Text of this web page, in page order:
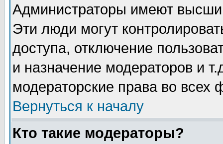
Администраторы имеют
Эти люди могут
доступа, отключение
и назначение модераторов и
модераторские права во всех
Вернуться к началу
Кто такие модераторы?